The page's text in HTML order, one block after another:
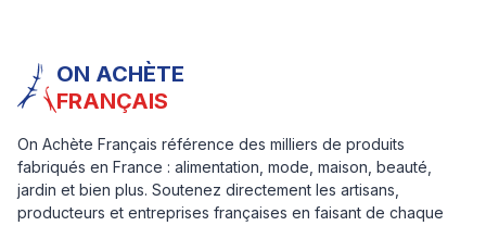
ON ACHÈTE
FRANÇAIS
On Achète Français référence des milliers de produits
fabriqués en France : alimentation, mode, maison, beauté,
jardin et bien plus. Soutenez directement les artisans,
producteurs et entreprises françaises en faisant de chaque